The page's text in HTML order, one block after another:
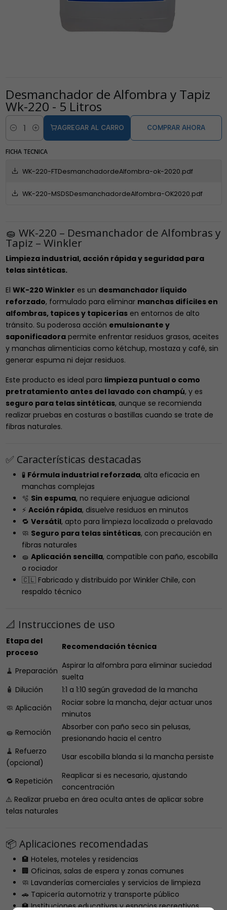
Desmanchador de Alfombra y Tapiz
Wk-220 - 5 Litros
Cantidad
AGREGAR AL CARRO COMPRAR AHORA
FICHA TECNICA
WK-220-FTDesmanchadordeAlfombra-ok-2020.pdf
WK-220-MSDSDesmanchadordeAlfombra-OK2020.pdf
🧽 WK-220 – Desmanchador de Alfombras y
Tapiz – Winkler
Limpieza industrial, acción rápida y seguridad para
telas sintéticas.
El WK-220 Winkler es un desmanchador líquido
reforzado, formulado para eliminar manchas difíciles en
alfombras, tapices y tapiceríasen entornos de alto
tránsito. Su poderosa acción emulsionante y
saponificadorapermite enfrentar residuos grasos, aceites
y manchas alimenticias como kétchup, mostaza y café, sin
generar espuma ni dejar residuos.
Este producto es ideal para limpieza puntual o como
pretratamiento antes del lavado con champú, y es
seguro para telas sintéticas, aunque se recomienda
realizar pruebas en costuras o bastillas cuando se trate de
fibras naturales.
✅ Características destacadas
🧪 Fórmula industrial reforzada, alta eficacia en
manchas complejas
🫧 Sin espuma, no requiere enjuague adicional
⚡ Acción rápida, disuelve residuos en minutos
🔁 Versátil, apto para limpieza localizada o prelavado
🧼 Seguro para telas sintéticas, con precaución en
fibras naturales
🧽 Aplicación sencilla, compatible con paño, escobilla
o rociador
🇨🇱 Fabricado y distribuido por Winkler Chile, con
respaldo técnico
📐 Instrucciones de uso
Etapa del
proceso
Recomendación técnica
🧹 Preparación
Aspirar la alfombra para eliminar suciedad
suelta
🧴 Dilución
1:1 a 1:10 según gravedad de la mancha
🧼 Aplicación
Rociar sobre la mancha, dejar actuar unos
minutos
🧽 Remoción
Absorber con paño seco sin pelusas,
presionando hacia el centro
🧹 Refuerzo
(opcional)
Usar escobilla blanda si la mancha persiste
🔁 Repetición
Reaplicar si es necesario, ajustando
concentración
⚠️ Realizar prueba en área oculta antes de aplicar sobre
telas naturales
📦 Aplicaciones recomendadas
🏨 Hoteles, moteles y residencias
🏢 Oficinas, salas de espera y zonas comunes
🧼 Lavanderías comerciales y servicios de limpieza
🚗 Tapicería automotriz y transporte público
🏫 Instituciones educativas y espacios recreativos